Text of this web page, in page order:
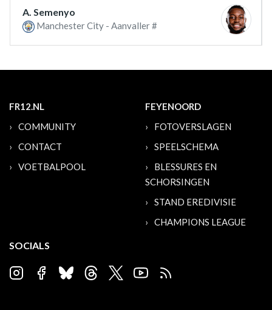
A. Semenyo
Manchester City - Aanvaller #
FR12.NL
COMMUNITY
CONTACT
VOETBALPOOL
FEYENOORD
FOTOVERSLAGEN
SPEELSCHEMA
BLESSURES EN
SCHORSINGEN
STAND EREDIVISIE
CHAMPIONS LEAGUE
SOCIALS